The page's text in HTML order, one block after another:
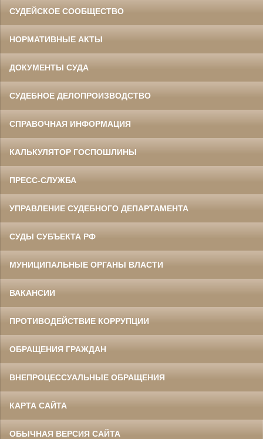
СУДЕЙСКОЕ СООБЩЕСТВО
НОРМАТИВНЫЕ АКТЫ
ДОКУМЕНТЫ СУДА
СУДЕБНОЕ ДЕЛОПРОИЗВОДСТВО
СПРАВОЧНАЯ ИНФОРМАЦИЯ
КАЛЬКУЛЯТОР ГОСПОШЛИНЫ
ПРЕСС-СЛУЖБА
УПРАВЛЕНИЕ СУДЕБНОГО ДЕПАРТАМЕНТА
СУДЫ СУБЪЕКТА РФ
МУНИЦИПАЛЬНЫЕ ОРГАНЫ ВЛАСТИ
ВАКАНСИИ
ПРОТИВОДЕЙСТВИЕ КОРРУПЦИИ
ОБРАЩЕНИЯ ГРАЖДАН
ВНЕПРОЦЕССУАЛЬНЫЕ ОБРАЩЕНИЯ
КАРТА САЙТА
ОБЫЧНАЯ ВЕРСИЯ САЙТА